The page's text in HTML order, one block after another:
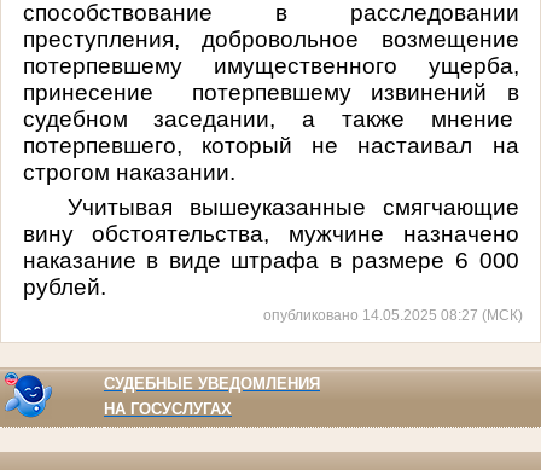
способствование в расследовании
преступления, добровольное возмещение
потерпевшему имущественного ущерба,
принесение
потерпевшему извинений в
судебном заседании, а также мнение
потерпевшего, который не настаивал на
строгом наказании.
Учитывая вышеуказанные смягчающие
вину обстоятельства, мужчине назначено
наказание в виде штрафа в размере 6 000
рублей.
опубликовано 14.05.2025 08:27 (МСК)
СУДЕБНЫЕ УВЕДОМЛЕНИЯ
НА ГОСУСЛУГАХ